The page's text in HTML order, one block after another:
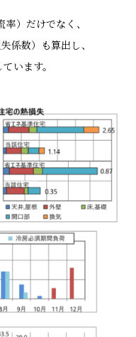
）だけでなく、
係数）も算出し、
います。